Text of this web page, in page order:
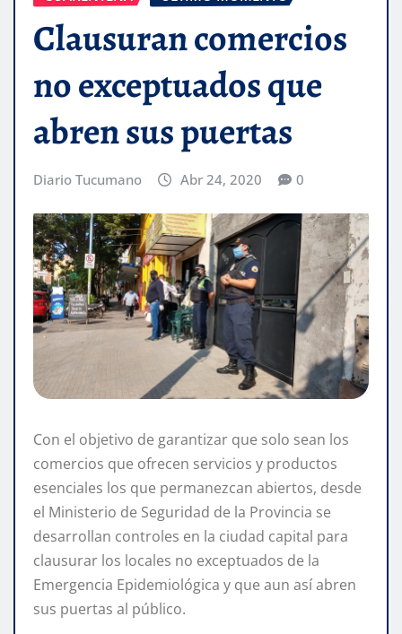
Clausuran comercios
no exceptuados que
abren sus puertas
Diario Tucumano Abr 24, 2020 0
Con el objetivo de garantizar que solo sean los
comercios que ofrecen servicios y productos
esenciales los que permanezcan abiertos, desde
el Ministerio de Seguridad de la Provincia se
desarrollan controles en la ciudad capital para
clausurar los locales no exceptuados de la
Emergencia Epidemiológica y que aun así abren
sus puertas al público.